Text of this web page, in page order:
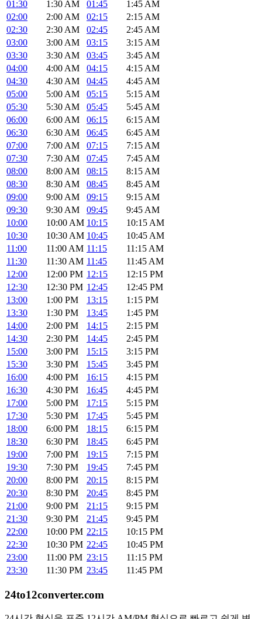
01:30
1:30 AM 01:45
1:45 AM
02:00
2:00 AM 02:15
2:15 AM
02:30
2:30 AM 02:45
2:45 AM
03:00
3:00 AM 03:15
3:15 AM
03:30
3:30 AM 03:45
3:45 AM
04:00
4:00 AM 04:15
4:15 AM
04:30
4:30 AM 04:45
4:45 AM
05:00
5:00 AM 05:15
5:15 AM
05:30
5:30 AM 05:45
5:45 AM
06:00
6:00 AM 06:15
6:15 AM
06:30
6:30 AM 06:45
6:45 AM
07:00
7:00 AM 07:15
7:15 AM
07:30
7:30 AM 07:45
7:45 AM
08:00
8:00 AM 08:15
8:15 AM
08:30
8:30 AM 08:45
8:45 AM
09:00
9:00 AM 09:15
9:15 AM
09:30
9:30 AM 09:45
9:45 AM
10:00
10:00 AM 10:15
10:15 AM
10:30
10:30 AM 10:45
10:45 AM
11:00
11:00 AM 11:15
11:15 AM
11:30
11:30 AM 11:45
11:45 AM
12:00
12:00 PM 12:15
12:15 PM
12:30
12:30 PM 12:45
12:45 PM
13:00
1:00 PM 13:15
1:15 PM
13:30
1:30 PM 13:45
1:45 PM
14:00
2:00 PM 14:15
2:15 PM
14:30
2:30 PM 14:45
2:45 PM
15:00
3:00 PM 15:15
3:15 PM
15:30
3:30 PM 15:45
3:45 PM
16:00
4:00 PM 16:15
4:15 PM
16:30
4:30 PM 16:45
4:45 PM
17:00
5:00 PM 17:15
5:15 PM
17:30
5:30 PM 17:45
5:45 PM
18:00
6:00 PM 18:15
6:15 PM
18:30
6:30 PM 18:45
6:45 PM
19:00
7:00 PM 19:15
7:15 PM
19:30
7:30 PM 19:45
7:45 PM
20:00
8:00 PM 20:15
8:15 PM
20:30
8:30 PM 20:45
8:45 PM
21:00
9:00 PM 21:15
9:15 PM
21:30
9:30 PM 21:45
9:45 PM
22:00
10:00 PM 22:15
10:15 PM
22:30
10:30 PM 22:45
10:45 PM
23:00
11:00 PM 23:15
11:15 PM
23:30
11:30 PM 23:45 11:45 PM
24to12converter.com